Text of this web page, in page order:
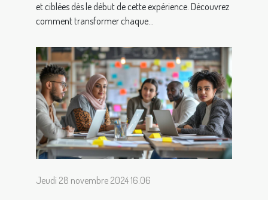
et ciblées dès le début de cette expérience. Découvrez
comment transformer chaque...
Jeudi 28 novembre 2024 16:06